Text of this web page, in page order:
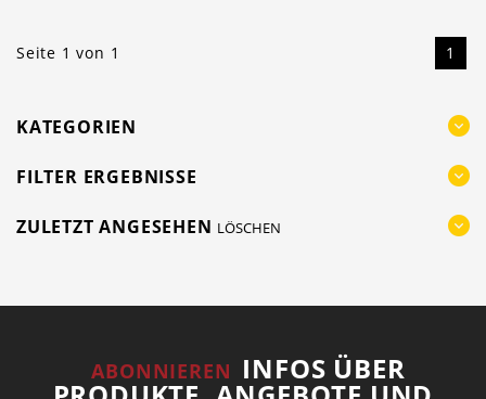
Seite 1 von 1 1
KATEGORIEN
FILTER ERGEBNISSE
ZULETZT ANGESEHEN LÖSCHEN
ABONNIEREN INFOS ÜBER